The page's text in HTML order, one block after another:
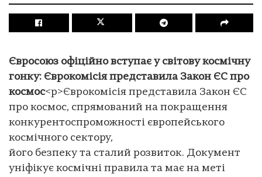
Євросоюз офіційно вступає у світову космічну
гонку: Єврокомісія представила Закон ЄС про
космос<p>Єврокомісія представила Закон ЄС
про космос, спрямований на покращення
конкурентоспроможності європейського
космічного сектору,
його безпеку та сталий розвиток. Документ
уніфікує космічні правила та має на меті